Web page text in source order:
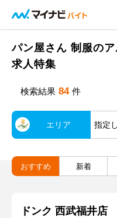
パン屋さん 制服の
求人特集
検索結果 84 件
エリア 指定
おすすめ 新着
ドンク 西武福井店